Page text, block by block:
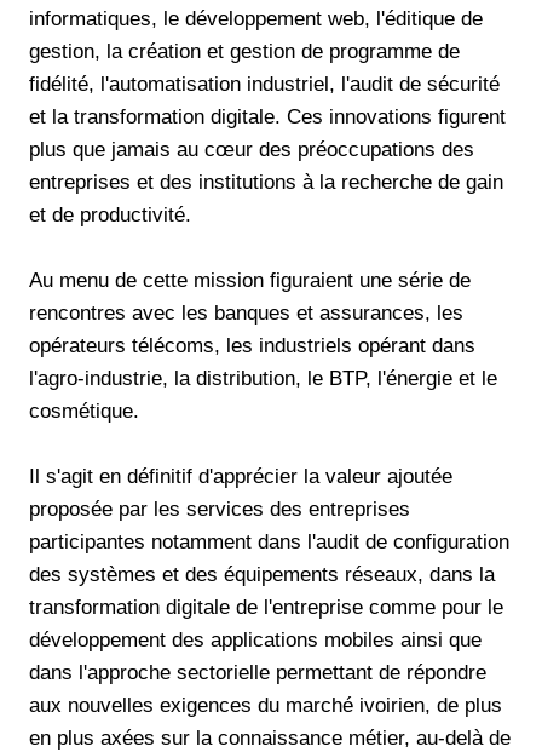
informatiques, le développement web, l'éditique de
gestion, la création et gestion de programme de
fidélité, l'automatisation industriel, l'audit de sécurité
et la transformation digitale. Ces innovations figurent
plus que jamais au cœur des préoccupations des
entreprises et des institutions à la recherche de gain
et de productivité.
Au menu de cette mission figuraient une série de
rencontres avec les banques et assurances, les
opérateurs télécoms, les industriels opérant dans
l'agro-industrie, la distribution, le BTP, l'énergie et le
cosmétique.
Il s'agit en définitif d'apprécier la valeur ajoutée
proposée par les services des entreprises
participantes notamment dans l'audit de configuration
des systèmes et des équipements réseaux, dans la
transformation digitale de l'entreprise comme pour le
développement des applications mobiles ainsi que
dans l'approche sectorielle permettant de répondre
aux nouvelles exigences du marché ivoirien, de plus
en plus axées sur la connaissance métier, au-delà de